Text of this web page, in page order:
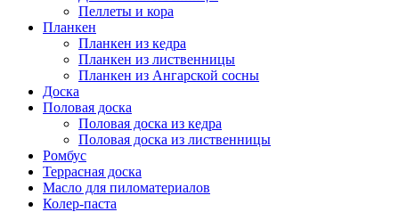
Пеллеты и кора
Планкен
Планкен из кедра
Планкен из лиственницы
Планкен из Ангарской сосны
Доска
Половая доска
Половая доска из кедра
Половая доска из лиственницы
Ромбус
Террасная доска
Масло для пиломатериалов
Колер-паста